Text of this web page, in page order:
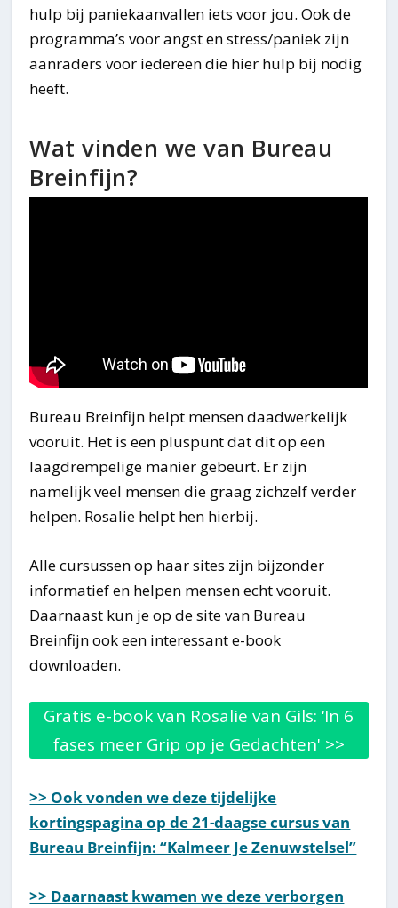
hulp bij paniekaanvallen iets voor jou. Ook de
programma’s voor angst en stress/paniek zijn
aanraders voor iedereen die hier hulp bij nodig
heeft.
Wat vinden we van Bureau
Breinfijn?
Bureau Breinfijn helpt mensen daadwerkelijk
vooruit. Het is een pluspunt dat dit op een
laagdrempelige manier gebeurt. Er zijn
namelijk veel mensen die graag zichzelf verder
helpen. Rosalie helpt hen hierbij.
Alle cursussen op haar sites zijn bijzonder
informatief en helpen mensen echt vooruit.
Daarnaast kun je op de site van Bureau
Breinfijn ook een interessant e-book
downloaden.
Gratis e-book van Rosalie van Gils: ‘In 6
fases meer Grip op je Gedachten' >>
>> Ook vonden we deze tijdelijke
kortingspagina op de 21-daagse cursus van
Bureau Breinfijn: “Kalmeer Je Zenuwstelsel”
>> Daarnaast kwamen we deze verborgen